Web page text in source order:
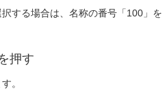
する場合は、名称の番号「100」を
押す
。